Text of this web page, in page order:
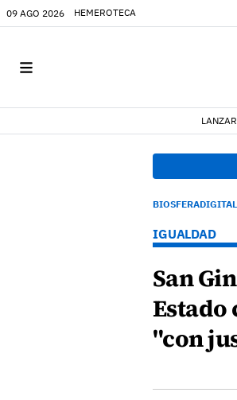
09 AGO 2026 HEMEROTECA
BIOSFERADIGITAL
IGUALDAD
San
Estado
"con